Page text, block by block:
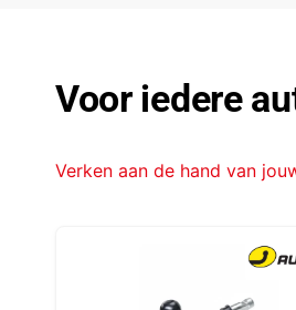
Voor iedere
Verken aan de hand van